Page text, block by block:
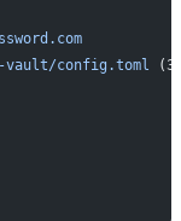
config.toml